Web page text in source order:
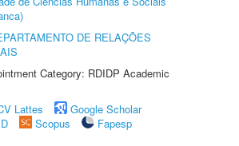
DE RELAÇÕES
Category: RDIDP Academic
Lattes
Google Scholar
Scopus
Fapesp